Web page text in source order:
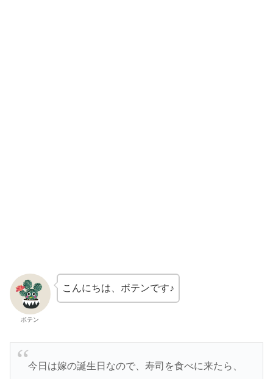
ボテン
こんにちは、ボテンです♪
今日は嫁の誕生日なので、寿司を食べに来たら、